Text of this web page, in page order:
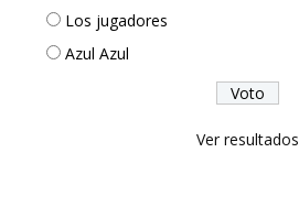
Los jugadores
Azul Azul
Ver resultados